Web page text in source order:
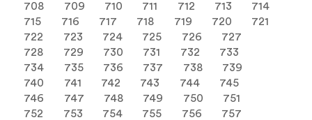
708
709 710 711 712 713
714
715
716 717 718 719 720
721
722
723 724 725 726
727
728
729 730 731 732
733
734
735 736 737 738
739
740
741 742 743 744
745
746
747 748 749 750
751
752
753 754 755 756
757